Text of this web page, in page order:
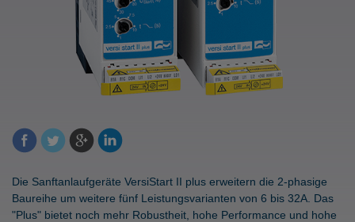
Die Sanftanlaufgeräte VersiStart II plus erweitern die 2-phasige
Baureihe um weitere fünf Leistungsvarianten von 6 bis 32A. Das
"Plus" bietet noch mehr Robustheit, hohe Performance und hohe